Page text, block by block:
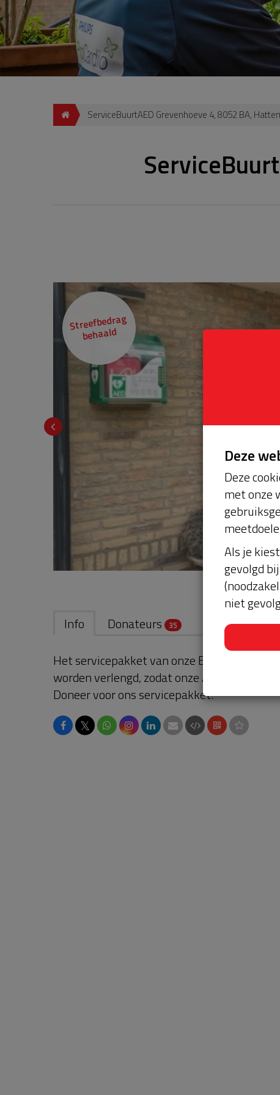
ServiceBuurtAED Grevenhoeve 4, 8052 BA,
Streefbedrag
behaald
Info Donateurs 35
Het servicepakket van onze BuurtAED
worden verlengd, zodat onze AED
Doneer voor ons servicepakket!
𝕏
Deze
Deze
met onze
Als je
gevolgd
niet